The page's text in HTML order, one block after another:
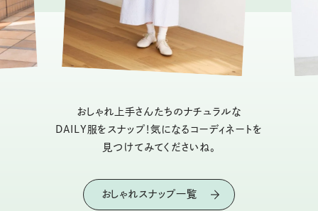
おしゃれ上手さんたちのナチュラルな
DAILY服をスナップ！気になるコーディネートを
見つけてみてくださいね。
おしゃれスナップ一覧